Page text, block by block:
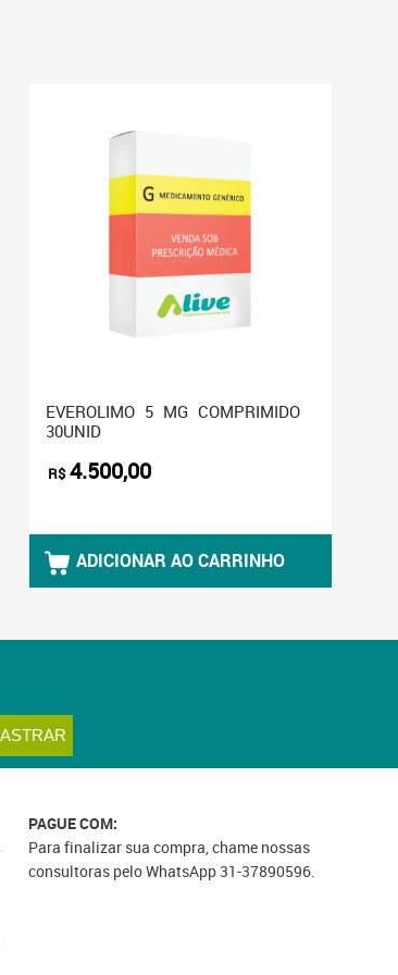
EVEROLIMO 5 MG COMPRIMIDO
30UNID
R$ 4.500,00
ADICIONAR AO CARRINHO
PAGUE COM:
Para finalizar sua compra, chame nossas
consultoras pelo WhatsApp 31-37890596.